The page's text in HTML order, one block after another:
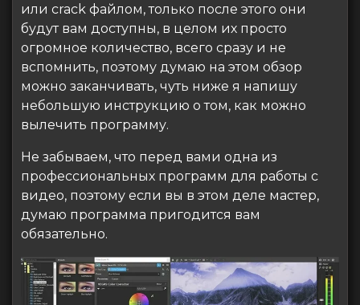
или crack файлом, только после этого они
будут вам доступны, в целом их просто
огромное количество, всего сразу и не
вспомнить, поэтому думаю на этом обзор
можно заканчивать, чуть ниже я напишу
небольшую инструкцию о том, как можно
вылечить программу.
Не забываем, что перед вами одна из
профессиональных программ для работы с
видео, поэтому если вы в этом деле мастер,
думаю программа пригодится вам
обязательно.